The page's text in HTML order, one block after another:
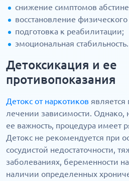
снижение симптомов
восстановление
подготовка к реабилитации;
эмоциональная стабильность.
Детоксикация и ее
противопоказания
Детокс от наркотиков
лечении зависимости. Однако,
ее важность, процедура имеет
Детокс не рекомендуется при
сосудистой недостаточности,
заболеваниях, беременности
наличии определенных